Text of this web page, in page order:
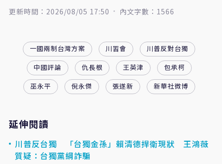
更新時間：2026/08/05 17:50 內文字數：1566
一國兩制台灣方案 川習會
川普反對台獨
中國評論
仇長根 王英津
包承柯
巫永平
倪永傑 張遂新 新華社微博
延伸閱讀
川普反台獨 「台獨金孫」賴清德捍衛現狀 王鴻薇
質疑：台獨黨綱詐騙